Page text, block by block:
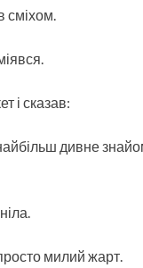
сміхом.
і сказав:
дивне
милий жарт.